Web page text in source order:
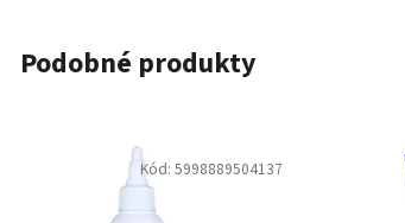
Podobné produkty
Kód: 5998889504137